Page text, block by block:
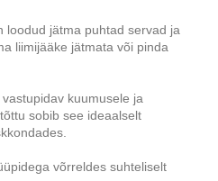
loodud jätma puhtad servad ja
liimijääke jätmata või pinda
kuumusele ja
sobib see ideaalselt
võrreldes suhteliselt